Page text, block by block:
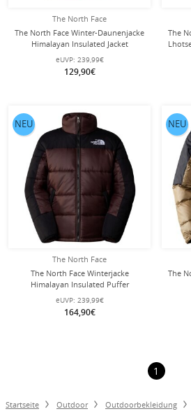
The North Face
The North Face Winter-Daunenjacke
Himalayan Insulated Jacket
(Wärmeisolierung, winddicht)
braun/schwarz Herren
eUVP: 239,99€
129,90€
The
The North Face
The North Face Winterjacke
Himalayan Insulated Puffer
(Wärmeisolierung, PFC-Frei)
kohlebraun/schwarz Herren
eUVP: 239,99€
164,90€
NEU
The
NEU
1
Startseite Outdoor Outdoorbekleidung